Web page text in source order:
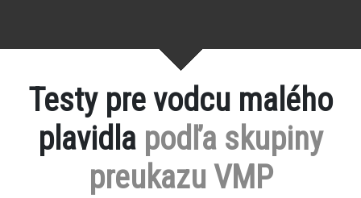
Testy pre vodcu malého
plavidla podľa skupiny
preukazu VMP